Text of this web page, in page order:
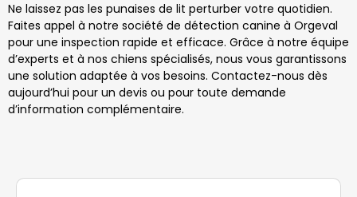
Ne laissez pas les punaises de lit perturber votre quotidien.
Faites appel à notre société de détection canine à Orgeval
pour une inspection rapide et efficace. Grâce à notre équipe
d’experts et à nos chiens spécialisés, nous vous garantissons
une solution adaptée à vos besoins. Contactez-nous dès
aujourd’hui pour un devis ou pour toute demande
d’information complémentaire.